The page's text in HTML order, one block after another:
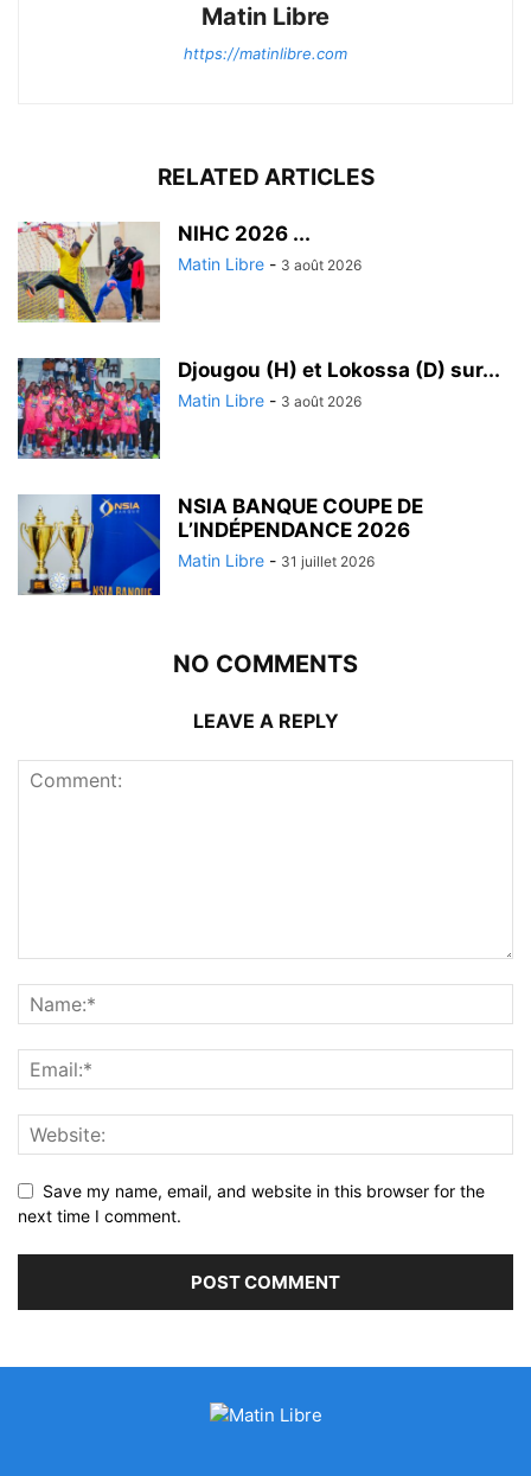
Matin Libre
https://matinlibre.com
RELATED ARTICLES
‎NIHC 2026 ...
Matin Libre - 3 août 2026
Djougou (H) et Lokossa (D) sur...
Matin Libre - 3 août 2026
NSIA BANQUE COUPE DE
L’INDÉPENDANCE 2026
Matin Libre - 31 juillet 2026
NO COMMENTS
LEAVE A REPLY
Save my name, email, and website in this browser for the
next time I comment.